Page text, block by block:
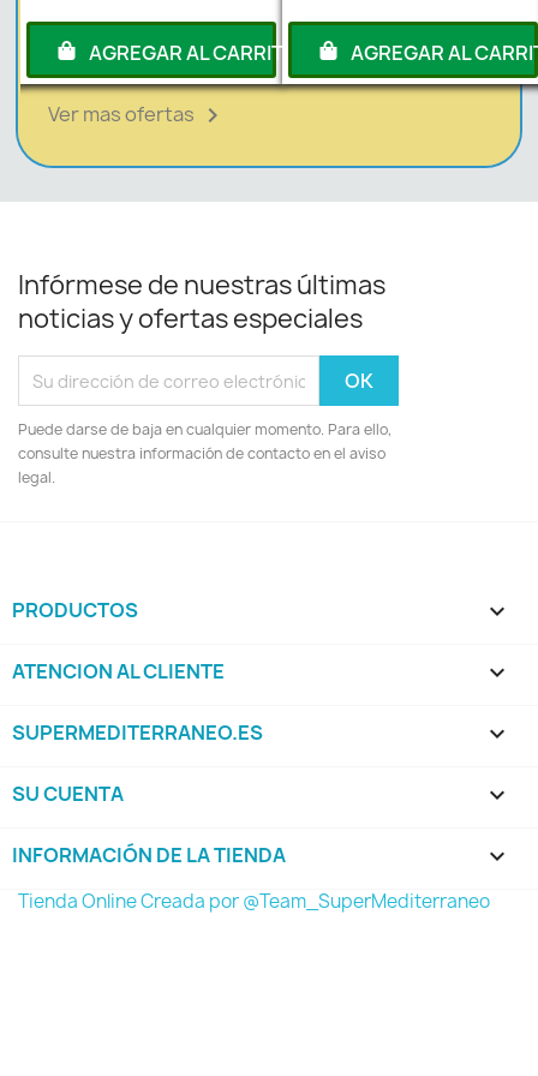
AGREGAR AL CARRITO AGREGAR AL
Ver mas ofertas 
Infórmese de nuestras últimas
noticias y ofertas especiales
Puede darse de baja en cualquier momento. Para ello,
consulte nuestra información de contacto en el aviso
legal.
PRODUCTOS 
ATENCION AL CLIENTE 
SUPERMEDITERRANEO.ES 
SU CUENTA 
INFORMACIÓN DE LA TIENDA keyboard_arrow_down
Tienda Online Creada por @Team_SuperMediterraneo